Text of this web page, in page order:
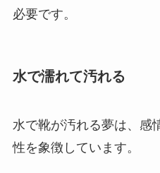
必要です。
水で濡れて汚れる
水で靴が汚れる夢は、感
性を象徴しています。